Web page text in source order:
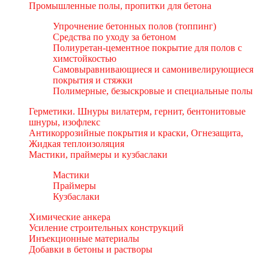
Промышленные полы, пропитки для бетона
Упрочнение бетонных полов (топпинг)
Средства по уходу за бетоном
Полиуретан-цементное покрытие для полов с
химстойкостью
Самовыравнивающиеся и самонивелирующиеся
покрытия и стяжки
Полимерные, безыскровые и специальные полы
Герметики. Шнуры вилатерм, гернит, бентонитовые
шнуры, изофлекс
Антикоррозийные покрытия и краски, Огнезащита,
Жидкая теплоизоляция
Мастики, праймеры и кузбаслаки
Мастики
Праймеры
Кузбаслаки
Химические анкера
Усиление строительных конструкций
Инъекционные материалы
Добавки в бетоны и растворы